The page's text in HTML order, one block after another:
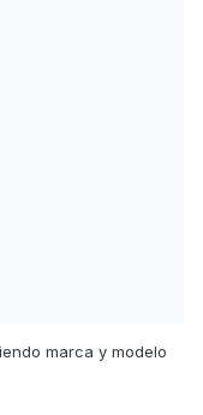
marca y modelo